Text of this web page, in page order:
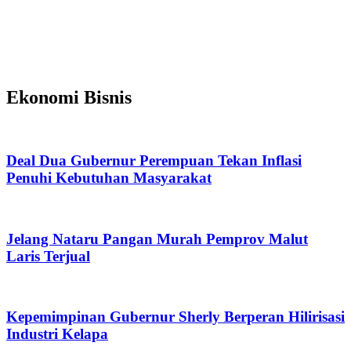
Ekonomi Bisnis
Deal Dua Gubernur Perempuan Tekan Inflasi
Penuhi Kebutuhan Masyarakat
Jelang Nataru Pangan Murah Pemprov Malut
Laris Terjual
Kepemimpinan Gubernur Sherly Berperan Hilirisasi
Industri Kelapa